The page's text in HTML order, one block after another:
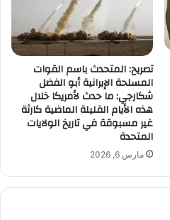
تصريح: المتحدث باسم القوات
المسلحة الإيرانية أبو الفضل
شكارجي: ما حدث لأمريكا خلال
هذه الأيام القليلة الماضية كارثة
غير مسبوقة في تاريخ الولايات
المتحدة
مارس 6, 2026